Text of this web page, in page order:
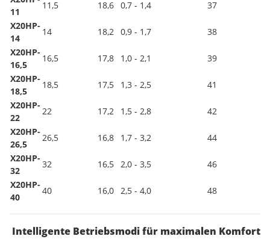
11
11,5 18,6 0,7 - 1,4
37
X20HP-
14
14 18,2 0,9 - 1,7
38
X20HP-
16,5
16,5 17,8 1,0 - 2,1
39
X20HP-
18,5
18,5 17,5 1,3 - 2,5
41
X20HP-
22
22 17,2 1,5 - 2,8
42
X20HP-
26,5
26,5 16,8 1,7 - 3,2
44
X20HP-
32
32 16,5 2,0 - 3,5
46
X20HP-
40
40 16,0 2,5 - 4,0 48
Intelligente Betriebsmodi für maximalen Komfort